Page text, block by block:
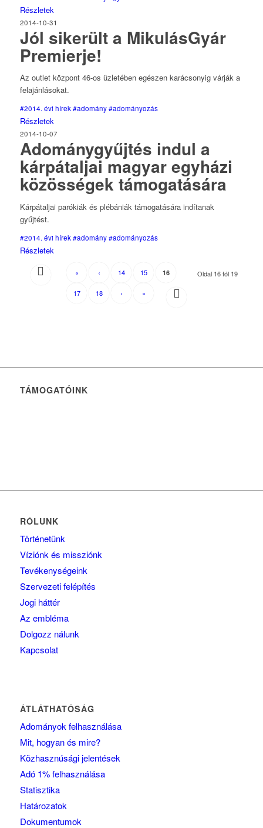
Részletek
2014-10-31
Jól sikerült a MikulásGyár
Premierje!
Az outlet központ 46-os üzletében egészen karácsonyig várják a
felajánlásokat.
#2014. évi hírek #adomány #adományozás
Részletek
2014-10-07
Adománygyűjtés indul a
kárpátaljai magyar egyházi
közösségek támogatására
Kárpátaljai parókiák és plébániák támogatására indítanak
gyűjtést.
#2014. évi hírek #adomány #adományozás
Részletek
Oldal 16 tól 19
« ‹ 14 15 16
17 18 › »
TÁMOGATÓINK
RÓLUNK
Történetünk
Víziónk és missziónk
Tevékenységeink
Szervezeti felépítés
Jogi háttér
Az embléma
Dolgozz nálunk
Kapcsolat
ÁTLÁTHATÓSÁG
Adományok felhasználása
Mit, hogyan és mire?
Közhasznúsági jelentések
Adó 1% felhasználása
Statisztika
Határozatok
Dokumentumok